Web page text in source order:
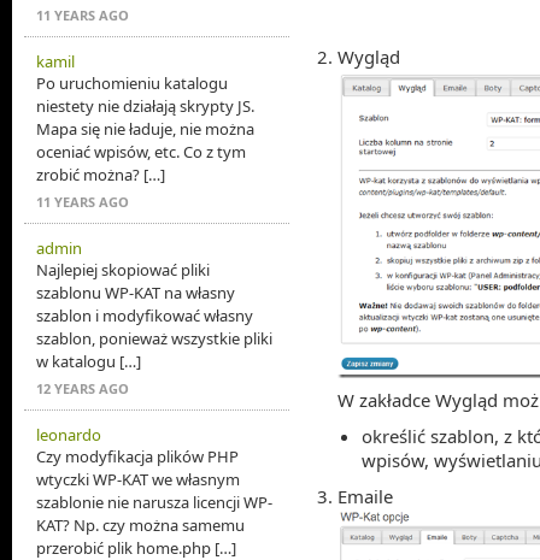
Wygląd
W zakładce Wygląd
określić szablon, z
wpisów,
Emaile
11 YEARS AGO
kamil
Po uruchomieniu katalogu
niestety nie działają skrypty JS.
Mapa się nie ładuje, nie można
oceniać wpisów, etc. Co z tym
zrobić można? […]
11 YEARS AGO
admin
Najlepiej skopiować pliki
szablonu WP-KAT na własny
szablon i modyfikować własny
szablon, ponieważ wszystkie pliki
w katalogu […]
12 YEARS AGO
leonardo
Czy modyfikacja plików PHP
wtyczki WP-KAT we własnym
szablonie nie narusza licencji WP-
KAT? Np. czy można samemu
przerobić plik home.php […]